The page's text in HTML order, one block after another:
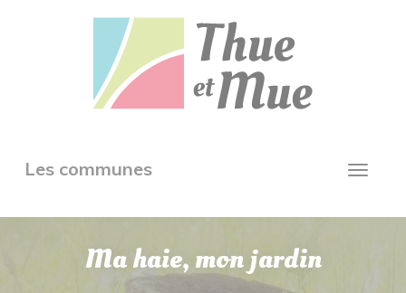
Toggle
Les communes
Ma haie, mon jardin
Panneau de gestion des cookies